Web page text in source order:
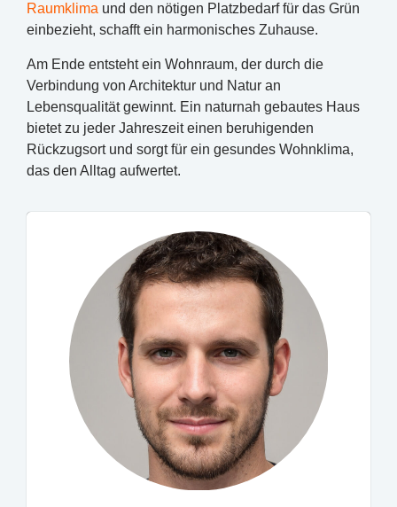
Raumklima und den nötigen Platzbedarf für das Grün
einbezieht, schafft ein harmonisches Zuhause.
Am Ende entsteht ein Wohnraum, der durch die
Verbindung von Architektur und Natur an
Lebensqualität gewinnt. Ein naturnah gebautes Haus
bietet zu jeder Jahreszeit einen beruhigenden
Rückzugsort und sorgt für ein gesundes Wohnklima,
das den Alltag aufwertet.